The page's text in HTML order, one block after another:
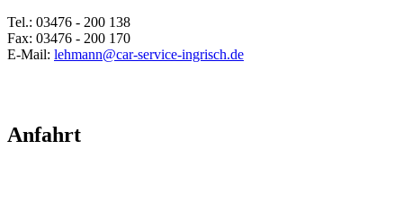
Tel.: 03476 - 200 138
Fax: 03476 - 200 170
E-Mail: lehmann@car-service-ingrisch.de
Anfahrt